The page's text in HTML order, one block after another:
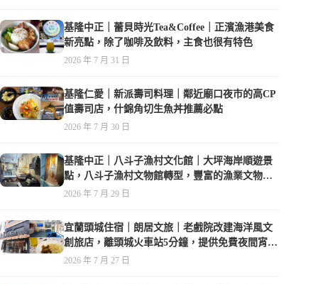
基隆中正｜蕾貝時光Tea&Coffee｜正濱漁港美食
新亮點，除了咖啡及飲料，主食也很有特色
2026 年 7 月 31 日
基隆仁愛｜新派壽司料理｜鄰近廟口夜市的高CP
值壽司店，什錦角切生魚丼推薦必點
2026 年 7 月 30 日
基隆中正｜八斗子漁村文化館｜大坪海岸順遊景
點，八斗子漁村文物館轉型，豐富的漁業文物，
值得走訪
2026 年 7 月 29 日
宜蘭頭城住宿｜朗居文旅｜老戲院改建海洋風文
創旅店，離頭城火車站5分鐘，提供免費夜間宵
夜，親子遊戲空間
2026 年 7 月 27 日